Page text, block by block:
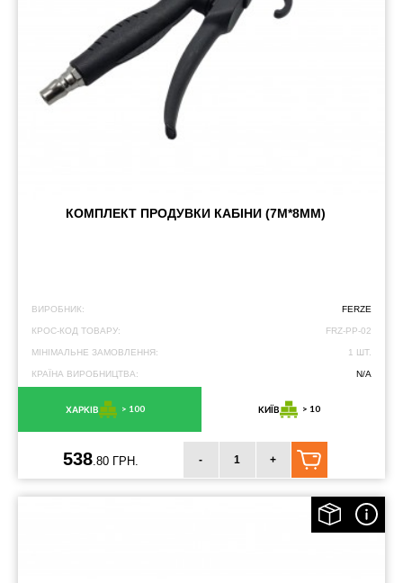
КОМПЛЕКТ ПРОДУВКИ КАБІНИ (7М*8ММ)
ВИРОБНИК: FERZE
КРОС-КОД ТОВАРУ: FRZ-PP-02
МІНІМАЛЬНЕ ЗАМОВЛЕННЯ: 1 ШТ.
КРАЇНА ВИРОБНИЦТВА: N/A
ХАРКІВ > 100 КИЇВ > 10
538.80 ГРН. - +